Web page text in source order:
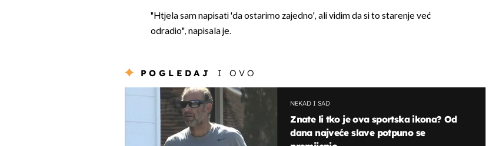
"Htjela sam napisati 'da ostarimo zajedno', ali vidim da si to starenje već
odradio", napisala je.
POGLEDAJ I OVO
NEKAD I SAD
Znate li tko je ova sportska ikona? Od
dana najveće slave potpuno se